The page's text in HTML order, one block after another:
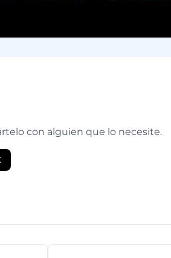
con alguien que lo necesite.